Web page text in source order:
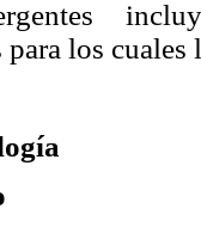
los